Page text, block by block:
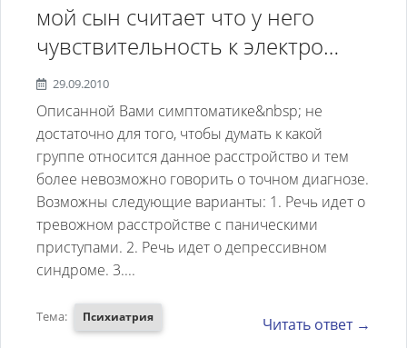
мой сын считает что у него
чувствительность к электро
магнитным и wi-fi волнам и
имеет симптомы как при
панических
атаках,сердцебиение
учащённое, головокружение
,сильная бессоница
продолжается порядка 5 лет.
Доктор считает что у него
нарушена психика
29.09.2010
Описанной Вами симптоматике&nbsp; не
достаточно для того, чтобы думать к какой
группе относится данное расстройство и тем
более невозможно говорить о точном диагнозе.
Возможны следующие варианты: 1. Речь идет о
тревожном расстройстве с паническими
приступами. 2. Речь идет о депрессивном
синдроме. 3....
Тема: Психиатрия Читать ответ →